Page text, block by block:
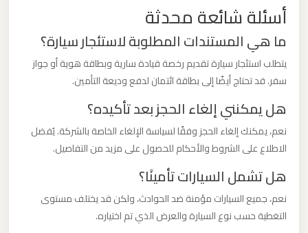
أسئلة شائعة محدثة
ما هي المستندات المطلوبة لاستئجار سيارة؟
يتطلب استئجار سيارة تقديم رخصة قيادة سارية وبطاقة هوية أو جواز
سفر. قد تحتاج أيضًا إلى بطاقة ائتمان لدفع وديعة التأمين.
هل يمكنني إلغاء الحجز بعد تأكيده؟
نعم، يمكنك إلغاء الحجز وفقًا لسياسة الإلغاء الخاصة بالشركة. يُفضل
الاطلاع على الشروط والأحكام للحصول على مزيد من التفاصيل.
هل تشمل السيارات تأمينًا؟
نعم، جميع السيارات مؤمنة ضد الحوادث، ولكن قد يختلف مستوى
التغطية حسب نوع السيارة والعرض الذي تم اختياره.
العرب
مرسي
مطروح
ليموزين
مطار
العرب
الدولي